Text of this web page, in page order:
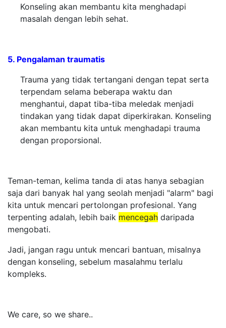
Konseling akan membantu kita menghadapi
masalah dengan lebih sehat.
5. Pengalaman traumatis
Trauma yang tidak tertangani dengan tepat serta
terpendam selama beberapa waktu dan
menghantui, dapat tiba-tiba meledak menjadi
tindakan yang tidak dapat diperkirakan. Konseling
akan membantu kita untuk menghadapi trauma
dengan proporsional.
Teman-teman, kelima tanda di atas hanya sebagian
saja dari banyak hal yang seolah menjadi "alarm" bagi
kita untuk mencari pertolongan profesional. Yang
terpenting adalah, lebih baik mencegah daripada
mengobati.
Jadi, jangan ragu untuk mencari bantuan, misalnya
dengan konseling, sebelum masalahmu terlalu
kompleks.
We care, so we share..